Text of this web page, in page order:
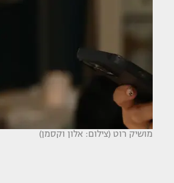
מושיק רוט (צילום: אלון וקסמן)